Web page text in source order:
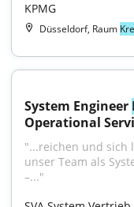
KPMG
Düsseldorf, Raum
System Engineer
Operational
"...reichen und sich
unser Team als
–..."